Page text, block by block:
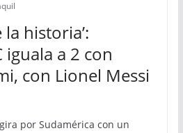
historia’:
iguala a 2 con
con Lionel Messi
por Sudamérica con un